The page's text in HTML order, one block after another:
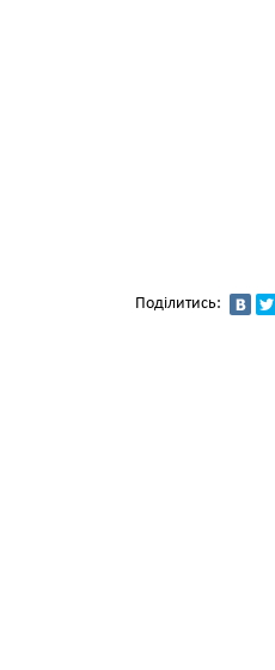
Поділитись: